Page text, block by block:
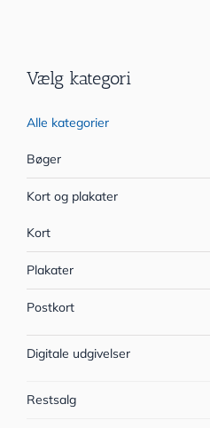
Vælg kategori
Alle kategorier
Bøger
Kort og plakater
Kort
Plakater
Postkort
Digitale udgivelser
Restsalg